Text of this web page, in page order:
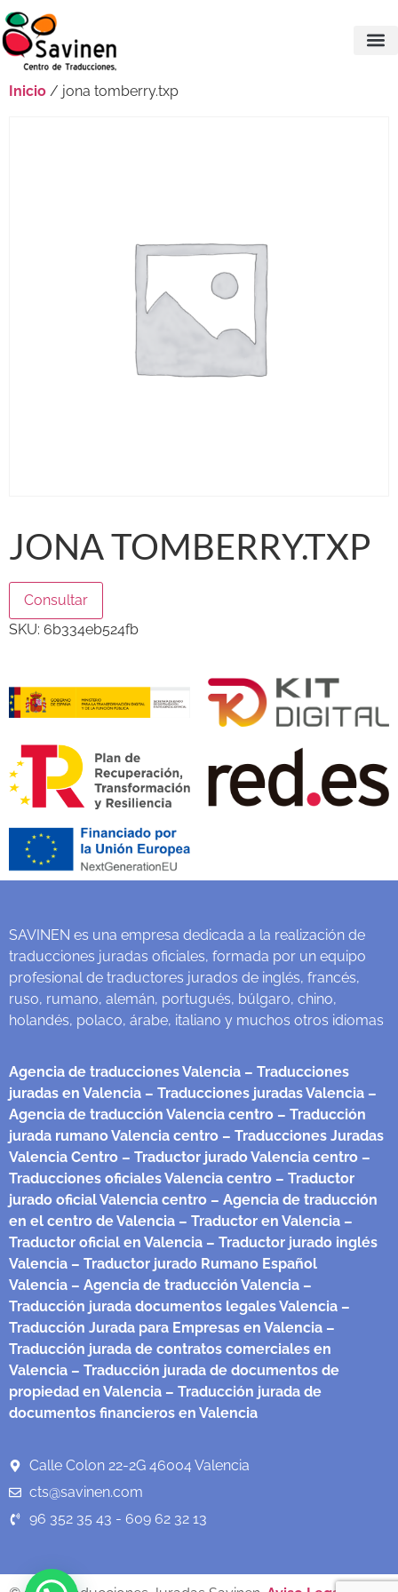
Inicio / jona tomberry.txp
JONA TOMBERRY.TXP
Consultar
SKU: 6b334eb524fb
SAVINEN es una empresa dedicada a la realización de
traducciones juradas oficiales, formada por un equipo
profesional de traductores jurados de inglés, francés,
ruso, rumano, alemán, portugués, búlgaro, chino,
holandés, polaco, árabe, italiano y muchos otros idiomas
Agencia de traducciones Valencia – Traducciones
juradas en Valencia – Traducciones juradas Valencia –
Agencia de traducción Valencia centro – Traducción
jurada rumano Valencia centro – Traducciones Juradas
Valencia Centro – Traductor jurado Valencia centro –
Traducciones oficiales Valencia centro – Traductor
jurado oficial Valencia centro – Agencia de traducción
en el centro de Valencia – Traductor en Valencia –
Traductor oficial en Valencia – Traductor jurado inglés
Valencia – Traductor jurado Rumano Español
Valencia – Agencia de traducción Valencia –
Traducción jurada documentos legales Valencia –
Traducción Jurada para Empresas en Valencia –
Traducción jurada de contratos comerciales en
Valencia – Traducción jurada de documentos de
propiedad en Valencia – Traducción jurada de
documentos financieros en Valencia
Calle Colon 22-2G 46004 Valencia
cts@savinen.com
96 352 35 43 - 609 62 32 13